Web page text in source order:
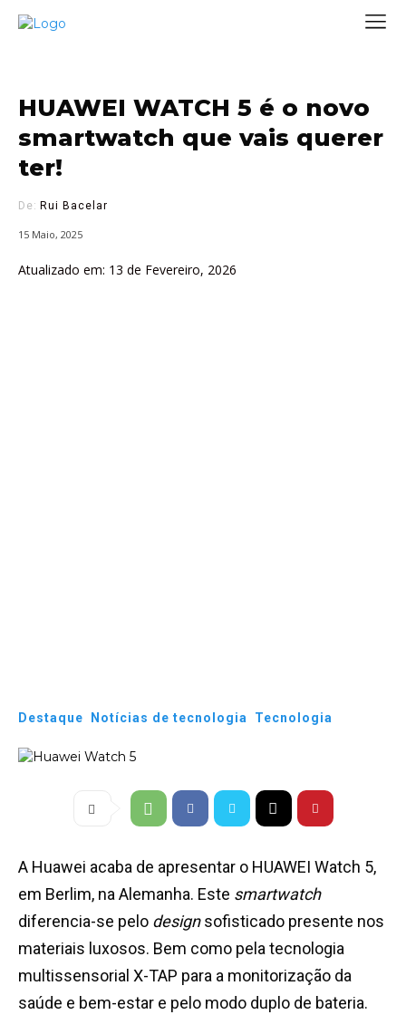
HUAWEI WATCH 5 é o novo
smartwatch que vais querer
ter!
De: Rui Bacelar
15 Maio, 2025
Atualizado em: 13 de Fevereiro, 2026
Destaque Notícias de tecnologia Tecnologia
A Huawei acaba de apresentar o HUAWEI Watch 5,
em Berlim, na Alemanha. Este smartwatch
diferencia-se pelo designsofisticado presente nos
materiais luxosos. Bem como pela tecnologia
multissensorial X-TAP para a monitorização da
saúde e bem-estar e pelo modo duplo de bateria.